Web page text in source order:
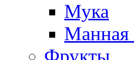
Мука
Манная